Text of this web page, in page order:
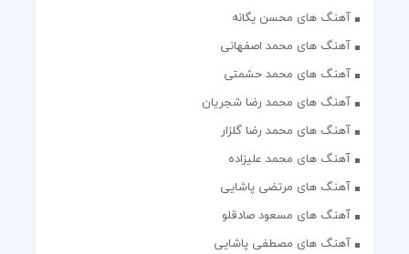
آهنگ های محسن یگانه
آهنگ های محمد اصفهانی
آهنگ های محمد حشمتی
آهنگ های محمد رضا شجریان
آهنگ های محمد رضا گلزار
آهنگ های محمد علیزاده
آهنگ های مرتضی پاشایی
آهنگ های مسعود صادقلو
آهنگ های مصطفی پاشایی